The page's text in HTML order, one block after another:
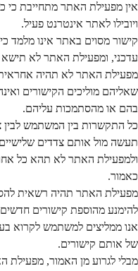
אין מפעילת האתר מתחייבת כי
ויובילו לאתר אינטרנט פעיל.
קישור מסוים באתר אינו מלמד
עדכני, ומפעילת האתר לא
מפעילת האתר לא תהיה אחראית
שאליהם מוליכים הקישורים
בהם או מהסתמכות עליהם.
כל התקשרות בין המשתמש לבין
תעשה מול אותם צדדים
ולמפעילת האתר לא תהא כל
כאמור.
מפעילת האתר תהיה רשאית
להימנע מהוספת קישורים
אנו ממליצים למשתמש לקרוא
של אותם קישורים.
מבלי לגרוע מן האמור, מפעילת